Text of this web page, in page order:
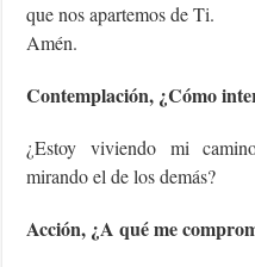
que nos apartemos de Ti.
Amén.
Contemplación, ¿Cómo
¿Estoy viviendo mi
mirando el de los demás?
Acción, ¿A qué me